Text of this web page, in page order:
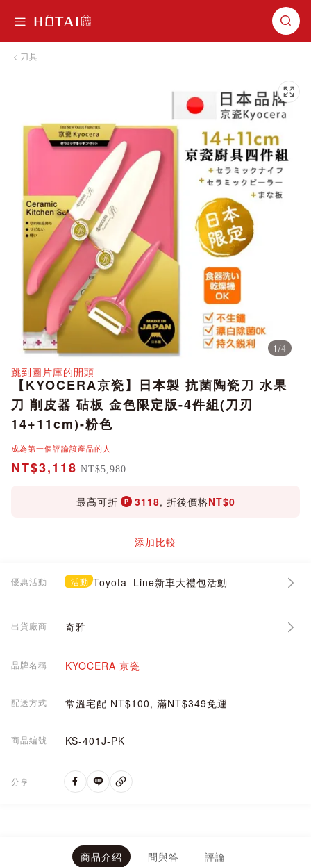
刀具
1 /4
跳到圖片庫的開頭
【KYOCERA京瓷】日本製 抗菌陶瓷刀 水果
刀 削皮器 砧板 金色限定版-4件組(刀刃
14+11cm)-粉色
成為第一個評論該產品的人
NT$3,118 NT$5,980
最高可折 3118, 折後價格NT$0
添加比較
優惠活動 活動 Toyota_Line新車大禮包活動
出貨廠商 奇雅
品牌名稱 KYOCERA 京瓷
配送方式 常溫宅配 NT$100, 滿NT$349免運
商品編號 KS-401J-PK
分享
商品介紹 問與答 評論